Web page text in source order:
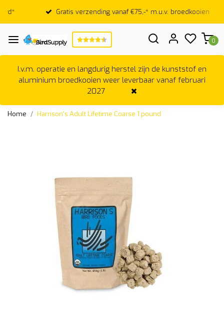
Gratis verzending vanaf €75,-* m.u.v. broedkooien
0
I.v.m. operatie en langdurig herstel zijn de kunststof en
aluminium broedkooien weer leverbaar vanaf februari
2027
Home Harrison's Adult Lifetime Coarse 1 pound